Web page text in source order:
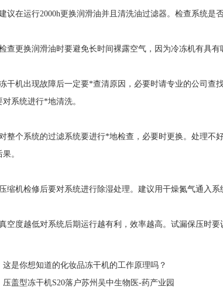
运行2000h更换润滑油并且清洗油过滤器。检查系统是否
换润滑油时要避免长时间裸露空气，因为冷冻机有具有
出现故障后一定要*查清原因，必要时请专业的公司查找
系统进行*地清洗。
系统的过滤系统要进行*地检查，必要时更换。处理不好
。
检修后要对系统进行除湿处理。建议用干燥氮气通入系
越低对系统后期运行越有利，效率越高。试漏保压时要
这是你想知道的化妆品冻干机的工作原理吗？
压盖型冻干机S20落户苏州吴中生物医-药产业园